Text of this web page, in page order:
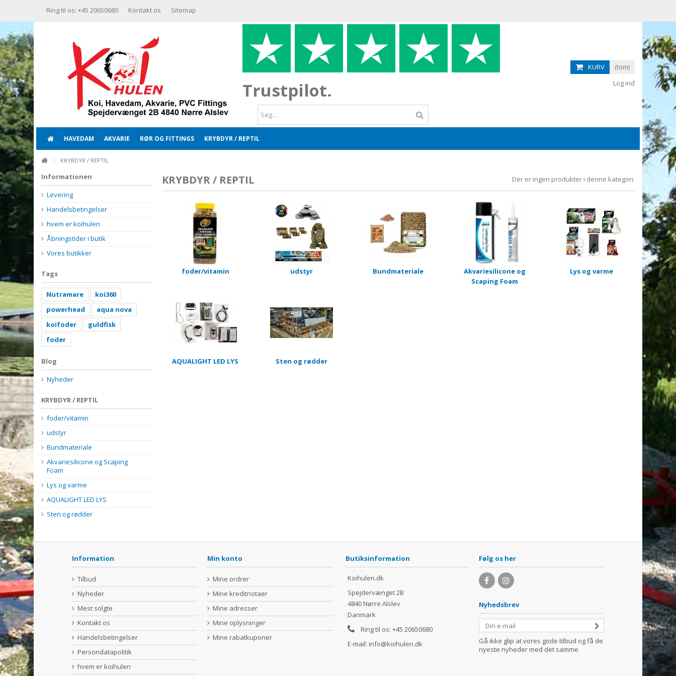
Ring til os: +45 20650680 Kontakt os Sitemap
Trustpilot.
KURV
(tom)
Log ind
HAVEDAM AKVARIE RØR OG FITTINGS KRYBDYR / REPTIL
KRYBDYR / REPTIL
KRYBDYR / REPTIL Der er ingen produkter i denne kategori.
foder/vitamin udstyr Bundmateriale
Akvariesilicone og
Scaping Foam
Lys og varme
AQUALIGHT LED LYS Sten og rødder
Informationen
Levering
Handelsbetingelser
hvem er koihulen
Åbningstider i butik
Vores butikker
Tags
Nutramare
koi360
powerhead
aqua nova
koifoder
guldfisk
foder
Blog
Nyheder
KRYBDYR / REPTIL
foder/vitamin
udstyr
Bundmateriale
Akvariesilicone og Scaping
Foam
Lys og varme
AQUALIGHT LED LYS
Sten og rødder
Information
Tilbud
Nyheder
Mest solgte
Kontakt os
Handelsbetingelser
Persondatapolitik
hvem er koihulen
Min konto
Mine ordrer
Mine kreditnotaer
Mine adresser
Mine oplysninger
Mine rabatkuponer
Butiksinformation
Koihulen.dk
Spejdervænget 2B
4840 Nørre Alslev
Danmark
Ring til os: +45 20650680
E-mail: info@koihulen.dk
Følg os her
Nyhedsbrev
Gå ikke glip at vores gode tilbud og få de
nyeste nyheder med det samme